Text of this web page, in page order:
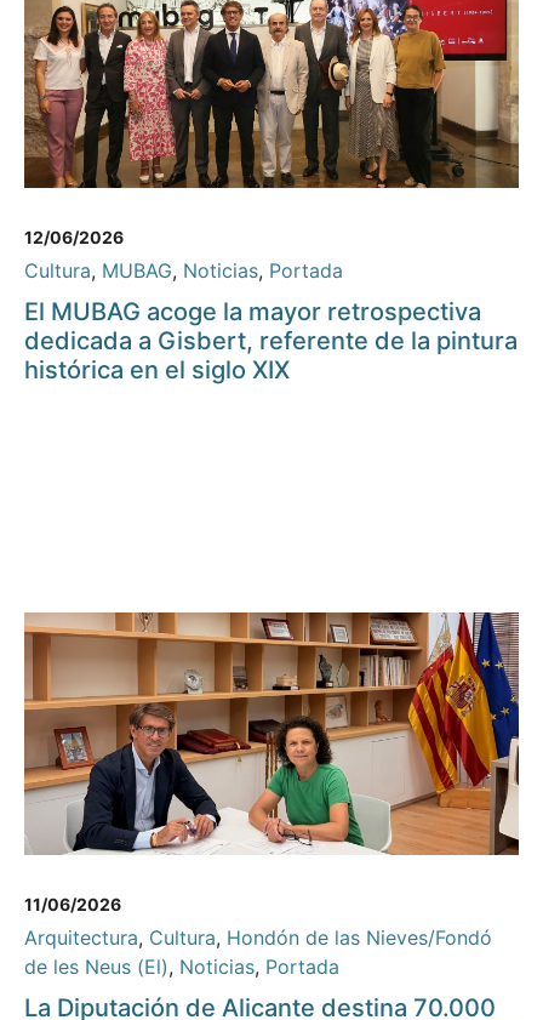
12/06/2026
Cultura, MUBAG, Noticias, Portada
El MUBAG acoge la mayor retrospectiva
dedicada a Gisbert, referente de la pintura
histórica en el siglo XIX
11/06/2026
Arquitectura, Cultura, Hondón de las Nieves/Fondó
de les Neus (El), Noticias, Portada
La Diputación de Alicante destina 70.000